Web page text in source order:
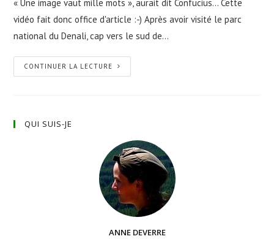
« Une image vaut mille mots », aurait dit Confucius... Cette
vidéo fait donc office d'article :-) Après avoir visité le parc
national du Denali, cap vers le sud de…
CONTINUER LA LECTURE
QUI SUIS-JE
ANNE DEVERRE